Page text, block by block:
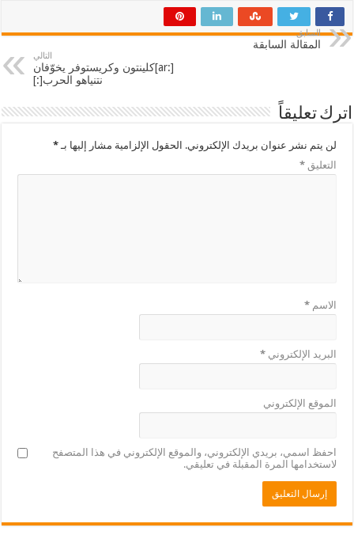
السابق
المقالة السابقة
التالي
[:ar]كلينتون وكريستوفر يخوّفان
نتنياهو الحرب[:]
اترك تعليقاً
لن يتم نشر عنوان بريدك الإلكتروني. الحقول الإلزامية مشار إليها بـ*
التعليق*
الاسم*
البريد الإلكتروني*
الموقع الإلكتروني
احفظ اسمي، بريدي الإلكتروني، والموقع الإلكتروني في هذا المتصفح
لاستخدامها المرة المقبلة في تعليقي.